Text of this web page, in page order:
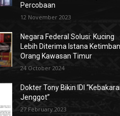
Percobaan
12 November 2023
Negara Federal Solusi: Kucing
Lebih Diterima Istana
Orang Kawasan Timur
24 October 2024
Dokter Tony Bikin IDI
Jenggot”
27 February 2023